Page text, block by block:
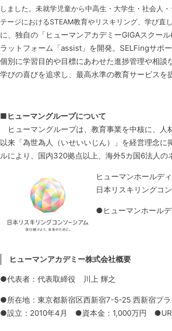
しました。未就学児童から中高生・大学生・社会人
テージにおけるSTEAM教育やリスキリング、学び直
に、独自の「ヒューマンアカデミーGIGAスクー
ラットフォーム「assist」を開発。SELFingサポ
個別に学習目的や目標にあわせた進捗管理や相談
学びの喜びを追求し、最高水準の教育サービス
■ヒューマングループについて
ヒューマングループは、教育事業を中核に、人
以来「為世為人（いせいいじん）」を経営理念
ルにより、国内320拠点以上、海外5カ国6法人の
ヒューマンホールディ
日本リスキリングコ
●ヒューマンホールデ
ヒューマンアカデミー株式会社概要
●代表者：代表取締役 川上 輝之
●所在地：東京都新宿区西新宿7-5-25 西新宿プ
●設立：2010年4月 ●資本金：1,000万円